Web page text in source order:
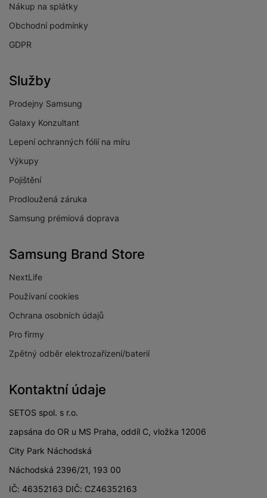
Nákup na splátky
Obchodní podmínky
GDPR
Služby
Prodejny Samsung
Galaxy Konzultant
Lepení ochranných fólií na míru
Výkupy
Pojištění
Prodloužená záruka
Samsung prémiová doprava
Samsung Brand Store
NextLife
Používaní cookies
Ochrana osobních údajů
Pro firmy
Zpětný odběr elektrozařízení/baterií
Kontaktní údaje
SETOS spol. s r.o.
zapsána do OR u MS Praha, oddíl C, vložka 12006
City Park Náchodská
Náchodská 2396/21, 193 00
IČ: 46352163 DIČ: CZ46352163